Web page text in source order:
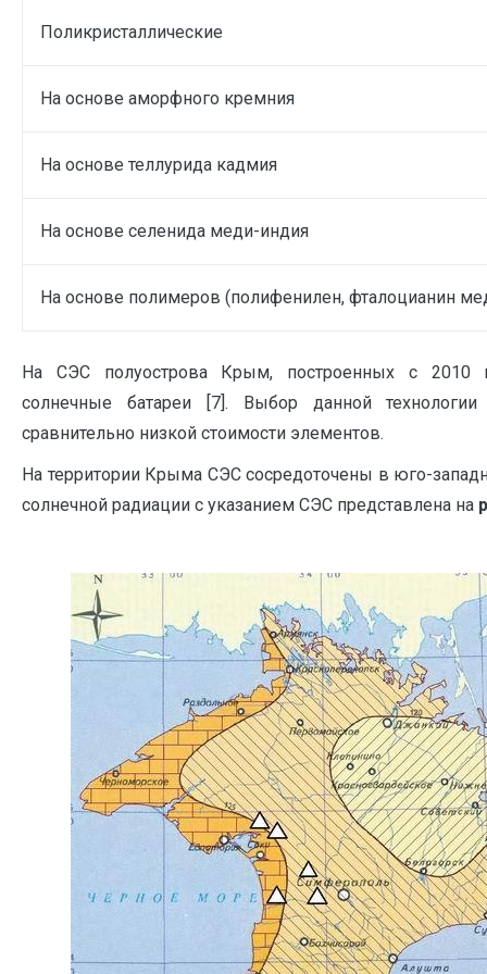
Поликристаллические
На основе аморфного кремния
На основе теллурида кадмия
На основе селенида меди-индия
На основе полимеров (полифенилен, фталоцианин
На СЭС полуострова Крым, построенных с 2010
солнечные батареи [7]. Выбор данной
сравнительно низкой стоимости элементов.
На территории Крыма CЭС сосредоточены в юго-
солнечной радиации с указанием СЭС представлена на